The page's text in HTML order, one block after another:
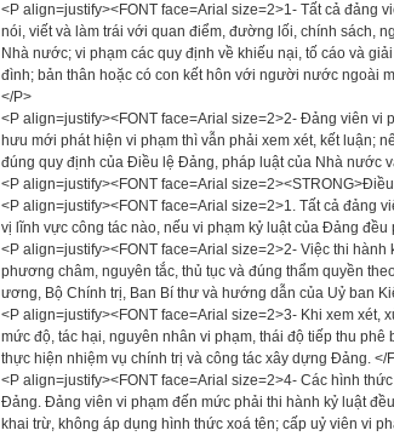
<P align=justify><FONT face=Arial size=2>1- Tất cả đảng
nói, viết và làm trái với quan điểm, đường lối, chính sách,
Nhà nước; vi phạm các quy định về khiếu nại, tố cáo và
đình; bản thân hoặc có con kết hôn với người nước ngoài
</P>
<P align=justify><FONT face=Arial size=2>2- Đảng viên
hưu mới phát hiện vi phạm thì vẫn phải xem xét, kết luận;
đúng quy định của Điều lệ Đảng, pháp luật của Nhà nước
<P align=justify><FONT face=Arial
<P align=justify><FONT face=Arial size=2>1. Tất cả
vị lĩnh vực công tác nào, nếu vi phạm kỷ luật của Đảng
<P align=justify><FONT face=Arial size=2>2- Việc thi
phương châm, nguyên tắc, thủ tục và đúng thẩm quyền
ương, Bộ Chính trị, Ban Bí thư và hướng dẫn của Uỷ ban
<P align=justify><FONT face=Arial size=2>3- Khi xem
mức độ, tác hại, nguyên nhân vi phạm, thái độ tiếp thu
thực hiện nhiệm vụ chính trị và công tác xây dựng Đảng. </
<P align=justify><FONT face=Arial size=2>4- Các hình
Đảng. Đảng viên vi phạm đến mức phải thi hành kỷ luật
khai trừ, không áp dụng hình thức xoá tên; cấp uỷ viên vi